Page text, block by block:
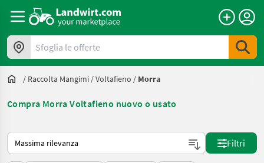
Sfoglia le offerte
/ Raccolta Mangimi /Voltafieno / Morra
Compra Morra Voltafieno nuovo o usato
Ecco come viene ordinato su Landwirt.com
Filtri